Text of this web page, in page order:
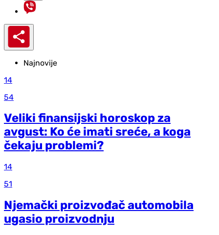
Najnovije
14
54
Veliki finansijski horoskop za
avgust: Ko će imati sreće, a koga
čekaju problemi?
14
51
Njemački proizvođač automobila
ugasio proizvodnju